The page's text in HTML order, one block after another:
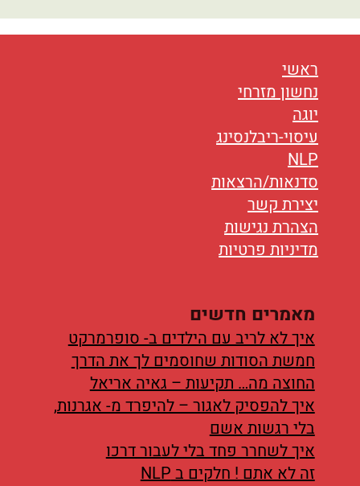
אורח חיים
בריאות
טיפולים
עיסוי
ראשי
נחשון מזרחי
יוגה
עיסוי-ריבלנסינג
NLP
סדנאות/הרצאות
יצירת קשר
הצהרת נגישות
מדיניות פרטיות
מאמרים חדשים
איך לא לריב עם הילדים ב- סופרמרקט
חמשת הסודות שחוסמים לך את הדרך
החוצה מה… תקיעות – גאיה אריאל
איך להפסיק לאגור – להיפרד מ- אגרנות,
בלי רגשות אשם
איך לשחרר פחד בלי לעבור דרכו
זה לא אתם ! חלקים ב NLP